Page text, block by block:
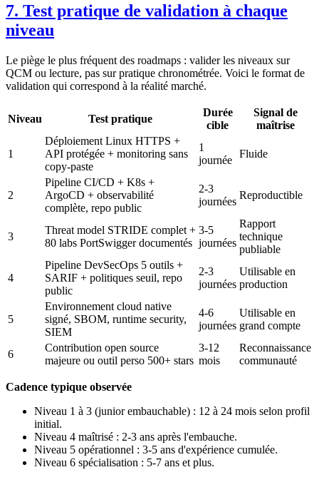
7. Test pratique de validation à chaque
niveau
Le piège le plus fréquent des roadmaps : valider les niveaux sur
QCM ou lecture, pas sur pratique chronométrée. Voici le format de
validation qui correspond à la réalité marché.
Niveau Test pratique
Durée
cible
Signal de
maîtrise
1
Déploiement Linux HTTPS +
API protégée + monitoring sans
copy-paste
1
journée
Fluide
2
Pipeline CI/CD + K8s +
ArgoCD + observabilité
complète, repo public
2-3
journées
Reproductible
3
Threat model STRIDE complet +
80 labs PortSwigger documentés
3-5
journées
Rapport
technique
publiable
4
Pipeline DevSecOps 5 outils +
SARIF + politiques seuil, repo
public
2-3
journées
Utilisable en
production
5
Environnement cloud native
signé, SBOM, runtime security,
SIEM
4-6
journées
Utilisable en
grand compte
6
Contribution open source
majeure ou outil perso 500+ stars
3-12
mois
Reconnaissance
communauté
Cadence typique observée
Niveau 1 à 3 (junior embauchable) : 12 à 24 mois selon profil
initial.
Niveau 4 maîtrisé : 2-3 ans après l'embauche.
Niveau 5 opérationnel : 3-5 ans d'expérience cumulée.
Niveau 6 spécialisation : 5-7 ans et plus.